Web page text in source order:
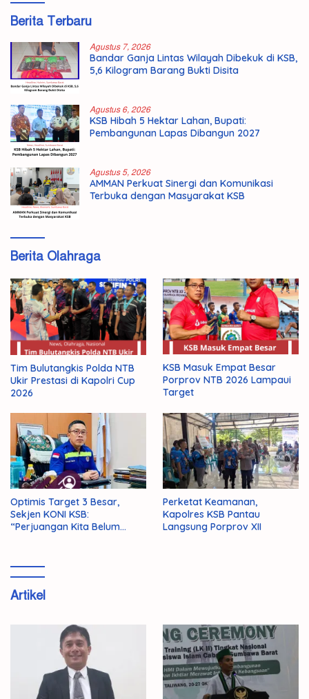
Berita Terbaru
Agustus 7, 2026
Bandar Ganja Lintas Wilayah Dibekuk di KSB,
5,6 Kilogram Barang Bukti Disita
Agustus 6, 2026
KSB Hibah 5 Hektar Lahan, Bupati:
Pembangunan Lapas Dibangun 2027
Agustus 5, 2026
AMMAN Perkuat Sinergi dan Komunikasi
Terbuka dengan Masyarakat KSB
Berita Olahraga
Tim Bulutangkis Polda NTB
Ukir Prestasi di Kapolri Cup
2026
KSB Masuk Empat Besar
Porprov NTB 2026 Lampaui
Target
Optimis Target 3 Besar,
Sekjen KONI KSB:
“Perjuangan Kita Belum
Perketat Keamanan,
Kapolres KSB Pantau
Langsung Porprov XII
Artikel